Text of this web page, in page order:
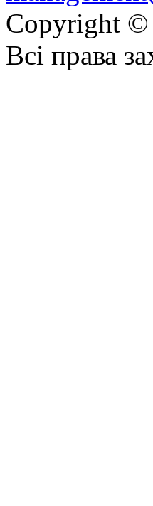
Copyright ©
Всі права